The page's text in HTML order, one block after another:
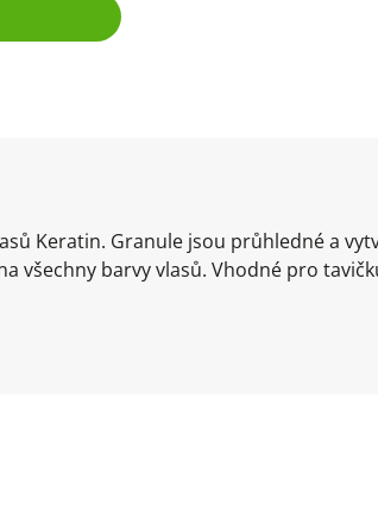
Keratin. Granule jsou průhledné a
všechny barvy vlasů. Vhodné pro